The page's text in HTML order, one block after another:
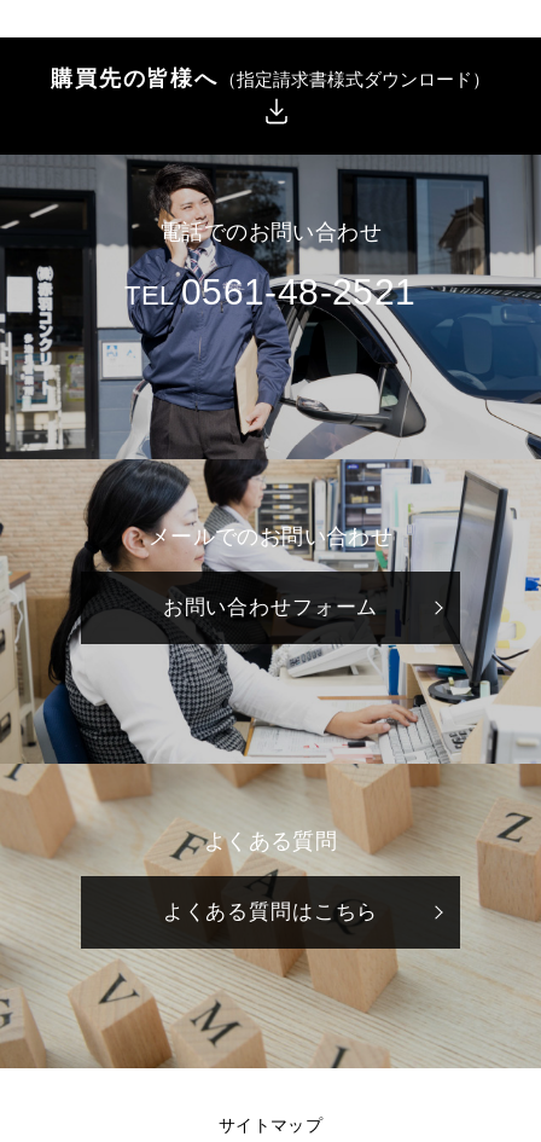
購買先の皆様へ （指定請求書様式ダウンロード）
電話でのお問い合わせ
TEL0561-48-2521
メールでのお問い合わせ
お問い合わせフォーム
よくある質問
よくある質問はこちら
サイトマップ